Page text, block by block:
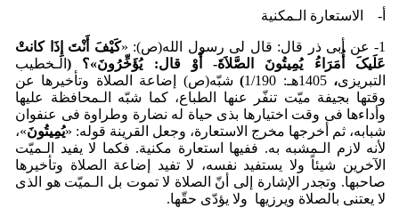
أ‌- الاستعارة الـمکنیة
1- عن أبی ذر قال: قال لی رسول الله(ص): « کَیفَ أَنتَ إِذَا کانت
عَلَیکَ أُمَرَاءُ یُمِیتُونَ الصَّلاَةَ- أَو قال: یُؤَخِّرُونَ»؟ ( الـخطیب
التبریزی، 1405هـ: 1/190 ) شبّه(ص) إضاعة الصلاة وتأخیرها عن
وقتها بجیفة میّت تنفّر عنها الطباع، کما شبّه الـمحافظة علیها
وأداءها فی وقت اختیارها بذی حیاة له نضارة وطراوة فی عنفوان
شبابه، ثم أخرجها مخرج الاستعارة، وجعل القرینة قوله: «یُمِیتُونَ»،
لأنه لازم الـمشبه به. ففیها استعارة مکنیة. فکما لا یفید الـمیّت
الآخرین شیئاً ولا یستفید نفسه، لا تفید إضاعة الصلاة وتأخیرها
صاحبها. وتجدر الإشارة إلی أنّ الصلاة لا تموت بل الـمیّت هو الذی
لا یعتنی بالصلاة ویرزیها ولا یؤدّی حقّها.